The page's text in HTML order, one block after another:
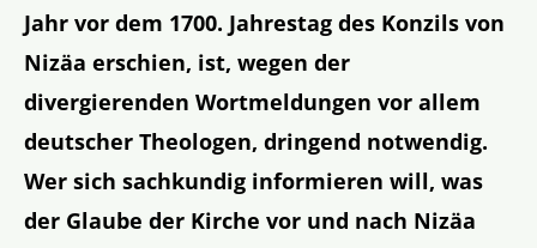
Jahr vor dem 1700. Jahrestag des Konzils von
Nizäa erschien, ist, wegen der
divergierenden Wortmeldungen vor allem
deutscher Theologen, dringend notwendig.
Wer sich sachkundig informieren will, was
der Glaube der Kirche vor und nach Nizäa